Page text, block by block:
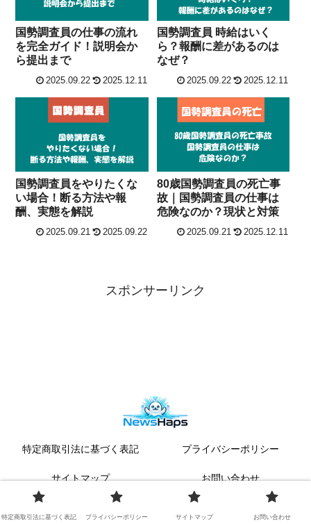
国勢調査員の仕事の流れ
を完全ガイド！説明会か
ら提出まで
2025.09.22 2025.12.11
国勢調査員 時給はいく
ら？報酬に差があるのは
なぜ？
2025.09.22 2025.12.11
国勢調査員をやりたくな
い場合！断る方法や報
酬、実態を解説
2025.09.21 2025.09.22
80歳国勢調査員の死亡事
故｜国勢調査員の仕事は
危険なのか？現状と対策
2025.09.21 2025.12.11
スポンサーリンク
特定商取引法に基づく表記 プライバシーポリシー
サイトマップ お問い合わせ
特定商取引法に基づく表記 プライバシーポリシー サイトマップ お問い合わせ